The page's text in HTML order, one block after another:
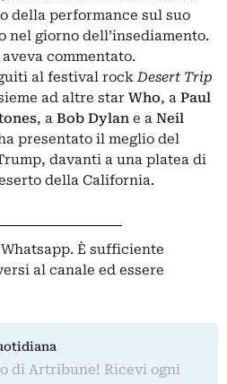
della performance sul suo
giorno dell’insediamento.
aveva commentato.
al festival rockDesert Trip
ad altre star Who, a Paul
, a Bob Dylan e a Neil
presentato il meglio del
davanti a una platea di
della California.
È sufficiente
al canale ed essere
di Artribune! Ricevi ogni